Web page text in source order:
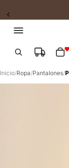
Slide 2 of 2
Inicio/Ropa/Pantalones/